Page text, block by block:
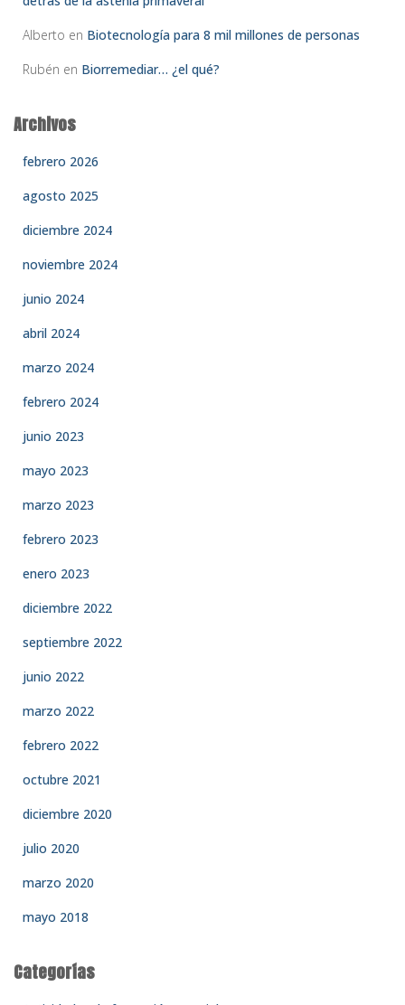
Alberto en Biotecnología para 8 mil millones de personas
Rubén en Biorremediar… ¿el qué?
Archivos
febrero 2026
agosto 2025
diciembre 2024
noviembre 2024
junio 2024
abril 2024
marzo 2024
febrero 2024
junio 2023
mayo 2023
marzo 2023
febrero 2023
enero 2023
diciembre 2022
septiembre 2022
junio 2022
marzo 2022
febrero 2022
octubre 2021
diciembre 2020
julio 2020
marzo 2020
mayo 2018
Categorías